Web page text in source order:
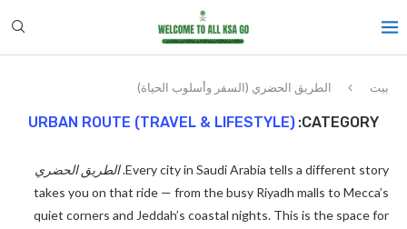
بيت الطريق الحضري (السفر وأسلوب الحياة)
CATEGORY:
URBAN ROUTE (TRAVEL & LIFESTYLE)
Every city in Saudi Arabia tells a different story. الطريق الحضري
takes you on that ride — from the busy Riyadh malls to Mecca’s
quiet corners and Jeddah’s coastal nights. This is the space for